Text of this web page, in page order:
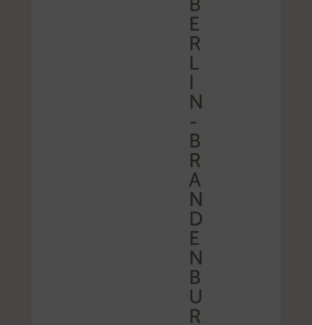
B
E
R
L
I
N
-
B
R
A
N
D
E
N
B
U
R